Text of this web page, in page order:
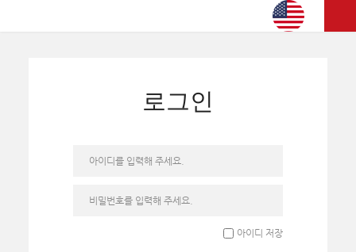
로그인
아이디를 입력해 주세요.
비밀번호를 입력해 주세요.
아이디 저장